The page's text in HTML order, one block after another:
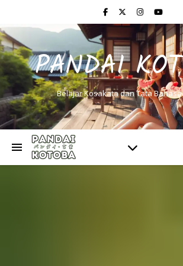
PANDAI
Belajar Kosakata dan Tata Bahasa